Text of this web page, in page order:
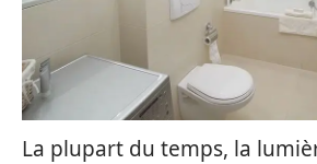
La plupart du temps, la